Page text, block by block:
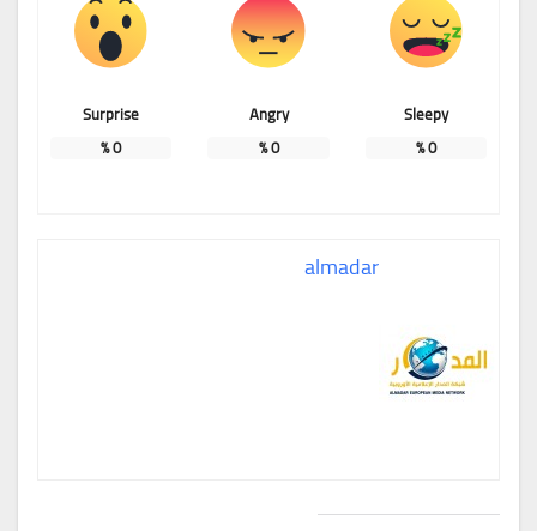
Sleepy
0
%
Angry
0
%
Surprise
0
%
almadar